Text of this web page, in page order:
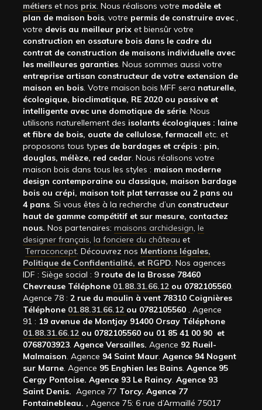
métiers et nos prix. Nous réalisons votre modèle et
plan de maison bois, votre permis de construire avec ,
votre devis au meilleur prix et biensûr votre
construction en ossature bois dans le cadre du
contrat de construction de maisons individuelle avec
les meilleures garanties. Nous sommes aussi votre
entreprise artisan constructeur de votre extension de
maison en bois. Votre maison bois MFF sera naturelle,
écologique, bioclimatique, RE 2020 ou passive et
intelligente avec une domotique de série. Nous
utilisons naturellement des isolants écologiques : laine
et fibre de bois, ouate de cellulose, fermacell etc. et
proposons tous types de bardages et crépis : pin,
douglas, mélèze, red cedar. Nous réalisons votre
maison bois dans tous les styles : maison moderne
design contemporaine ou classique, maison bardage
bois ou crépi, maison toit plat terrasse ou 2 pans ou
4 pans. Si vous êtes à la recherche d’un constructeur
haut de gamme compétitif et sur mesure, contactez
nous. Nos partenaires: maisons archidesign, le
designer français, la fonciere du château et
Terraconcept. Découvrez nos Mentions légales,
Politique de Confidentialité, et RGPD. Nos agences
IDF : Siège social : 9 route de la Brosse 78460
Chevreuse Téléphone 01.88.31.66.12 ou 0782105560.
Agence 78 : 2 rue du moulin à vent 78310 Coignières
Téléphone 01.88.31.66.12 ou 0782105560 . Agence
91 : 19 avenue de Montjay 91400 Orsay Téléphone
01.88.31.66.12 ou 0782105560 ou 01 85 41 00 90 et
0768703923. Agence Versailles. Agence 92 Rueil-
Malmaison. Agence 94 Saint Maur. Agence 94 Nogent
sur Marne. Agence 95 Enghien les Bains. Agence 95
Cergy Pontoise. Agence 93 Le Raincy. Agence 93
Saint Denis. Agence 77 Torcy. Agence 77
Fontainebleau. , Agence 75: 6 rue d’Armaillé 75017